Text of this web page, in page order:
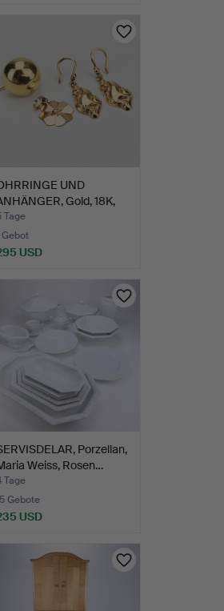
UND
Gold, 18K,
…
Tage
Gebot
USD
Porzellan,
Weiss, Rosen…
Tage
Gebote
USD